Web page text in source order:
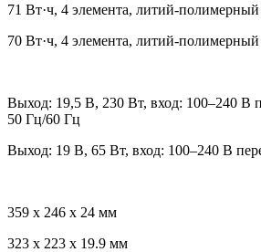
71 Вт·ч, 4 элемента, литий-полимерный
70 Вт·ч, 4 элемента, литий-полимерный
Выход: 19,5 В, 230 Вт, вход: 100–240 В
50 Гц/60 Гц
Выход: 19 В, 65 Вт, вход: 100–240 В
359 x 246 x 24 мм
323 x 223 x 19.9 мм